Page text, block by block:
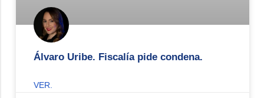
Álvaro Uribe. Fiscalía pide condena.
VER.